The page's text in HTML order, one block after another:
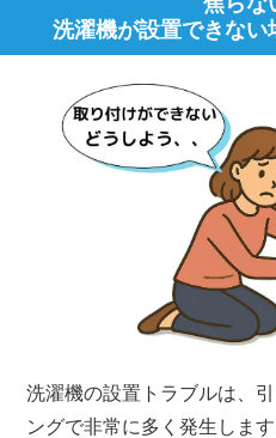
洗濯機が設置できな
洗濯機の設置トラブルは、
ングで非常に多く発生しま